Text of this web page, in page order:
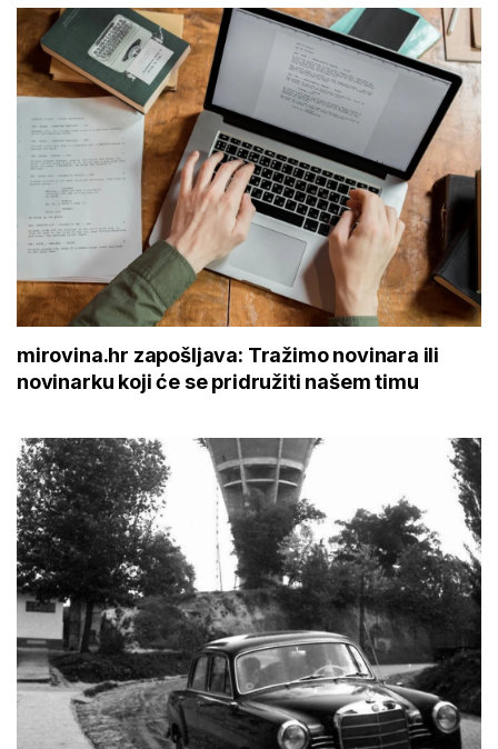
mirovina.hr zapošljava: Tražimo novinara ili
novinarku koji će se pridružiti našem timu